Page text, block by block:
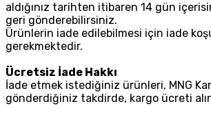
aldığınız tarihten itibaren 14 gün
geri gönderebilirsiniz.
Ürünlerin iade edilebilmesi için iade
gerekmektedir.
Ücretsiz İade Hakkı
İade etmek istediğiniz ürünleri, MNG
gönderdiğiniz takdirde, kargo ücreti